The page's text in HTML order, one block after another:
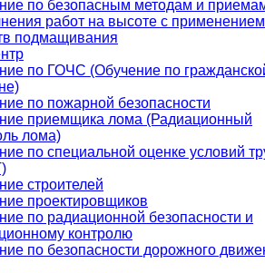
по безопасным методам и
работ на высоте с применением
подмащивания
по ГОЧС (Обучение по
по пожарной безопасности
приемщика лома (Радиационный
лома)
по специальной оценке условий
строителей
проектировщиков
по радиационной безопасности и
контролю
по безопасности дорожного